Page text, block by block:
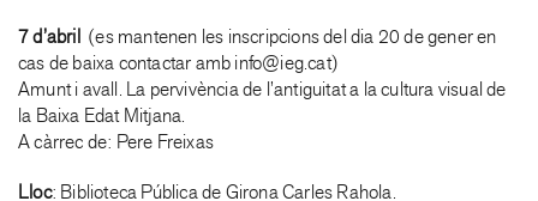
7 d’abril(es mantenen les inscripcions del dia 20 de gener en
cas de baixa contactar amb info@ieg.cat)
Amunt i avall. La pervivència de l’antiguitat a la cultura visual de
la Baixa Edat Mitjana.
A càrrec de: Pere Freixas
Lloc: Biblioteca Pública de Girona Carles Rahola.